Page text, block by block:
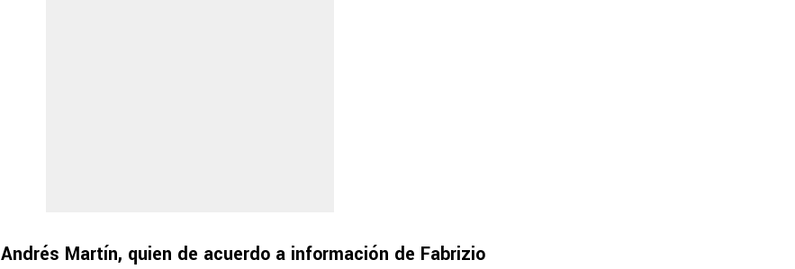
Andrés Martín, quien de acuerdo a información de Fabrizio